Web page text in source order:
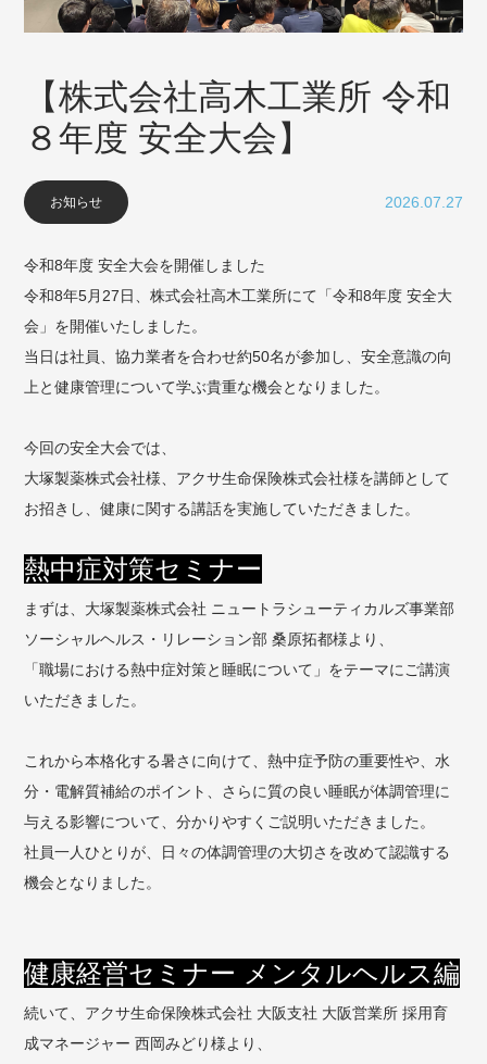
【株式会社高木工業所 令和
８年度 安全大会】
お知らせ 2026.07.27
令和8年度 安全大会を開催しました
令和8年5月27日、株式会社高木工業所にて「令和8年度 安全大
会」を開催いたしました。
当日は社員、協力業者を合わせ約50名が参加し、安全意識の向
上と健康管理について学ぶ貴重な機会となりました。
今回の安全大会では、
大塚製薬株式会社様、アクサ生命保険株式会社様を講師として
お招きし、健康に関する講話を実施していただきました。
熱中症対策セミナー
まずは、大塚製薬株式会社 ニュートラシューティカルズ事業部
ソーシャルヘルス・リレーション部 桑原拓都様より、
「職場における熱中症対策と睡眠について」をテーマにご講演
いただきました。
これから本格化する暑さに向けて、熱中症予防の重要性や、水
分・電解質補給のポイント、さらに質の良い睡眠が体調管理に
与える影響について、分かりやすくご説明いただきました。
社員一人ひとりが、日々の体調管理の大切さを改めて認識する
機会となりました。
健康経営セミナー メンタルヘルス編
続いて、アクサ生命保険株式会社 大阪支社 大阪営業所 採用育
成マネージャー 西岡みどり様より、